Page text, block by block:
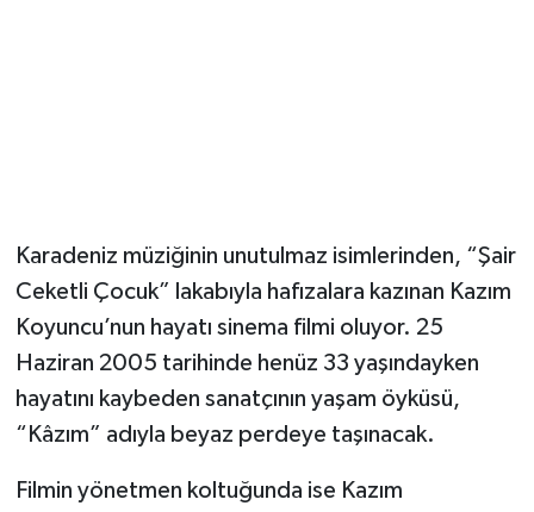
Karadeniz müziğinin unutulmaz isimlerinden, “Şair
Ceketli Çocuk” lakabıyla hafızalara kazınan Kazım
Koyuncu’nun hayatı sinema filmi oluyor. 25
Haziran 2005 tarihinde henüz 33 yaşındayken
hayatını kaybeden sanatçının yaşam öyküsü,
“Kâzım” adıyla beyaz perdeye taşınacak.
Filmin yönetmen koltuğunda ise Kazım
Siyaset
Sokak Hayvanlarını Sahiplendirme
Spor